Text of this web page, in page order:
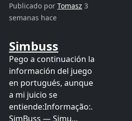
Publicado por Tomasz 3
semanas hace
Simbuss
Pego a continuación la
información del juego
en portugués, aunque
a mi juicio se
entiende:Informação:.
SimBuss — Simu...